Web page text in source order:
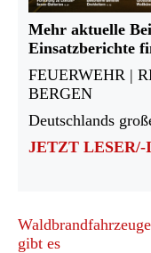
Mehr aktuelle
Einsatzberichte
FEUERWEHR |
BERGEN
Deutschlands
JETZT
gibt es